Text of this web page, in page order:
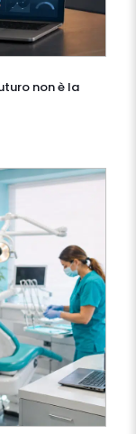
non è la